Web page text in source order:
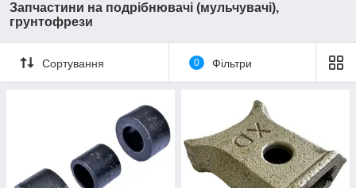
Запчастини на подрібнювачі (мульчувачі),
грунтофрези
Сортування 0 Фільтри